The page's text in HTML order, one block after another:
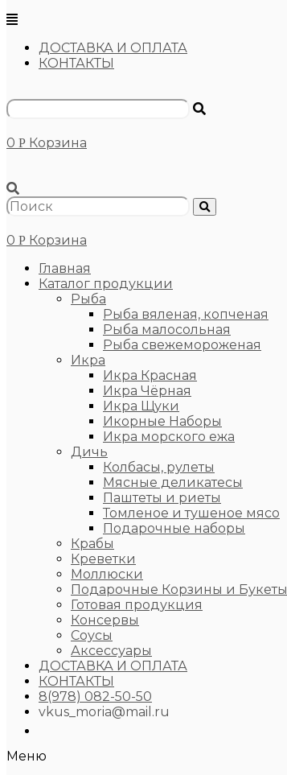
ДОСТАВКА И ОПЛАТА
КОНТАКТЫ
0 Р Корзина
0 Р Корзина
Главная
Каталог продукции
Рыба
Рыба вяленая, копченая
Рыба малосольная
Рыба свежемороженая
Икра
Икра Красная
Икра Чёрная
Икра Щуки
Икорные Наборы
Икра морского ежа
Дичь
Колбасы, рулеты
Мясные деликатесы
Паштеты и риеты
Томленое и тушеное мясо
Подарочные наборы
Крабы
Креветки
Моллюски
Подарочные Корзины и Букеты
Готовая продукция
Консервы
Соусы
Аксессуары
ДОСТАВКА И ОПЛАТА
КОНТАКТЫ
8(978) 082-50-50
vkus_moria@mail.ru
Меню